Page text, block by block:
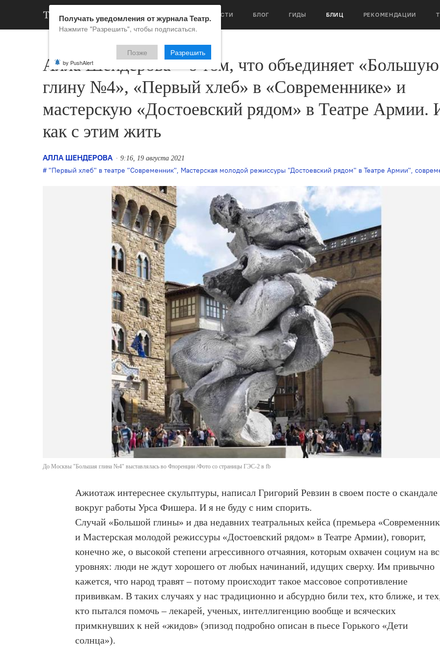
НОВОСТИ БЛОГ ГИДЫ БЛИЦ РЕКОМЕНДАЦИИ
Алла Шендерова – о том, что объединяет «Большую
глину №4», «Первый хлеб» в «Современнике» и
мастерскую «Достоевский рядом» в Театре Армии.
как с этим жить
АЛЛА ШЕНДЕРОВА 9:16, 19 августа 2021
"Первый хлеб" в театре "Современник", Мастерская молодой режиссуры "Достоевский рядом" в Театре Армии", современное
До Москвы "Большая глина №4" выставлялась во Флоренции /Фото со страницы ГЭС-2 в fb
Ажиотаж интереснее скульптуры, написал Григорий Ревзин в своем посте о скандале
вокруг работы Урса Фишера. И я не буду с ним спорить.
Случай «Большой глины» и два недавних театральных кейса (премьера
и Мастерская молодой режиссуры «Достоевский рядом» в Театре Армии), говорит,
конечно же, о высокой степени агрессивного отчаяния, которым охвачен социум на
уровнях: люди не ждут хорошего от любых начинаний, идущих сверху. Им привычно
кажется, что народ травят – потому происходит такое массовое сопротивление
прививкам. В таких случаях у нас традиционно и абсурдно били тех, кто ближе, и
кто пытался помочь – лекарей, ученых, интеллигенцию вообще и всяческих
примкнувших к ней «жидов» (эпизод подробно описан в пьесе Горького «Дети
солнца»).
Получать уведомления от журнала Театр.
Нажмите "Разрешить", чтобы подписаться.
Позже Разрешить
by PushAlert